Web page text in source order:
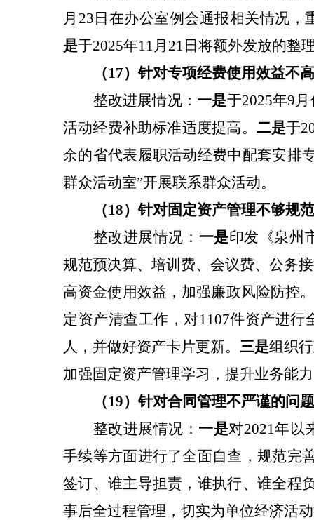
月23日在办公室例会通报相关情况
是于2025年11月21日将额外发放的整
（17）针对专项经费使用效益不高
整改进展情况： 一是于2025年9
活动经费补助标准适度提高。 二是于
余的省代表履职活动经费中配套安排
群众活动室”开展联系群众活动。
（18）针对固定资产管理不够规范
整改进展情况： 一是印发《泉州
规范预决算、培训费、会议费、公务
高资金使用效益，加强廉政风险防控
定资产清查工作，对1107件资产进
人，并做好资产卡片更新。 三是组织
加强固定资产管理学习，提升业务能
（19）针对合同管理不严谨的问题
整改进展情况： 一是对2021年以
手续等方面进行了全面自查，规范完
签订、谁主导担责，谁执行、谁全程
事后全过程管理，切实为单位经济活